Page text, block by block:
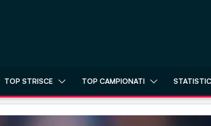
TOP STRISCE TOP CAMPIONATI